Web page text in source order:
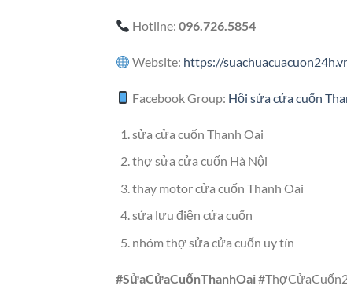
Hotline:096.726.5854
Website: https://
Facebook Group: Hội sửa cửa cuốn
sửa cửa cuốn Thanh Oai
thợ sửa cửa cuốn Hà Nội
thay motor cửa cuốn Thanh Oai
sửa lưu điện cửa cuốn
nhóm thợ sửa cửa cuốn uy tín
#SửaCửaCuốnThanhOai